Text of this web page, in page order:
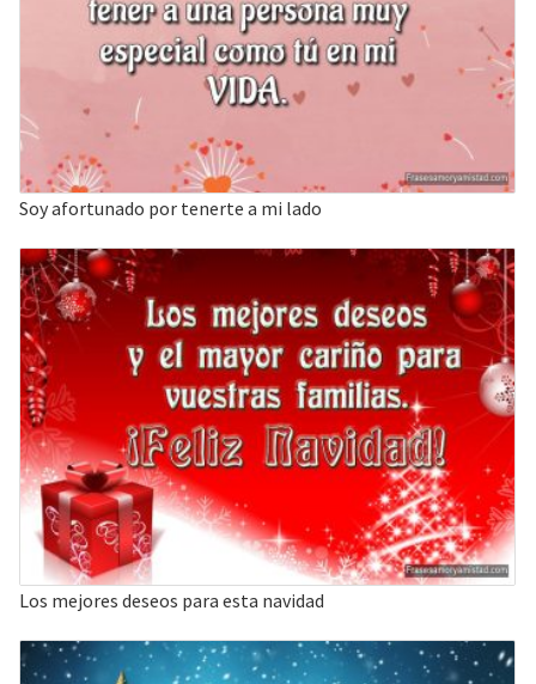
Soy afortunado por tenerte a mi lado
Los mejores deseos para esta navidad